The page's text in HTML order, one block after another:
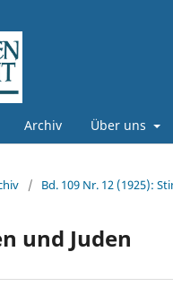
Archiv Über uns
/ Bd. 109 Nr. 12 (1925):
und Juden